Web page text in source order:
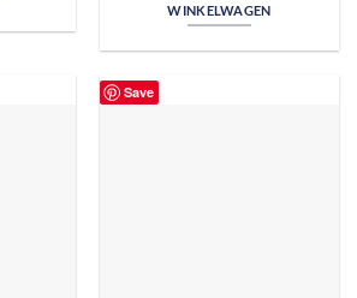
WINKELWAGEN
Save